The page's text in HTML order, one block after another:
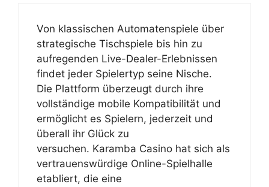
Von klassischen Automatenspiele über
strategische Tischspiele bis hin zu
aufregenden Live-Dealer-Erlebnissen
findet jeder Spielertyp seine Nische.
Die Plattform überzeugt durch ihre
vollständige mobile Kompatibilität und
ermöglicht es Spielern, jederzeit und
überall ihr Glück zu
versuchen. Karamba Casino hat sich als
vertrauenswürdige Online-Spielhalle
etabliert, die eine